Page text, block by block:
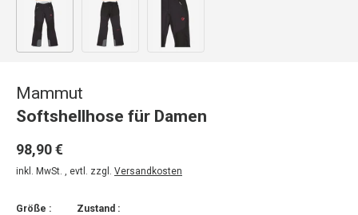
Bild 1 in Galerieansicht laden
Mammut
Softshellhose für Damen
98,90 €
inkl. MwSt. , evtl. zzgl. Versandkosten
Größe : Zustand :